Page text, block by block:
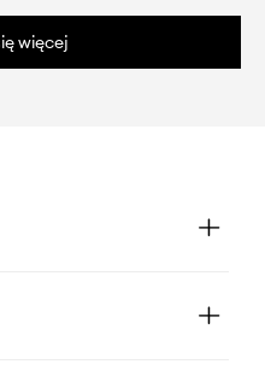
więcej